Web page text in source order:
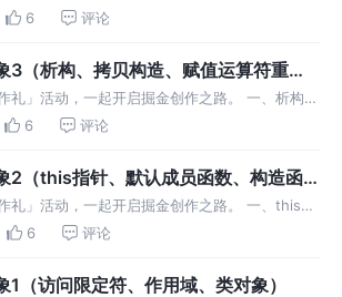
赋值 在创建对象时，编译器自动调用构造函数，
6 评论
3（析构、拷贝构造、赋值运算符重
）
礼」活动，一起开启掘金创作之路。 一、析构函
C++】类和对象2（this指针、默认成员函数、
6 评论
2（this指针、默认成员函数、构造函
礼」活动，一起开启掘金创作之路。 一、this指
里实现一个日期的类，之后的内容以这个类为
6 评论
1（访问限定符、作用域、类对象）